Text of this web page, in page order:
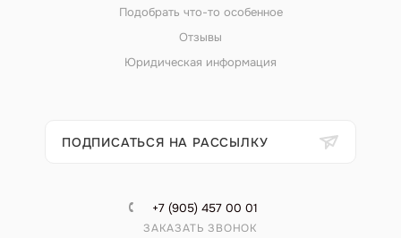
Подобрать что-то особенное
Отзывы
Юридическая информация
ПОДПИСАТЬСЯ НА РАССЫЛКУ
+7 (905) 457 00 01
ЗАКАЗАТЬ ЗВОНОК